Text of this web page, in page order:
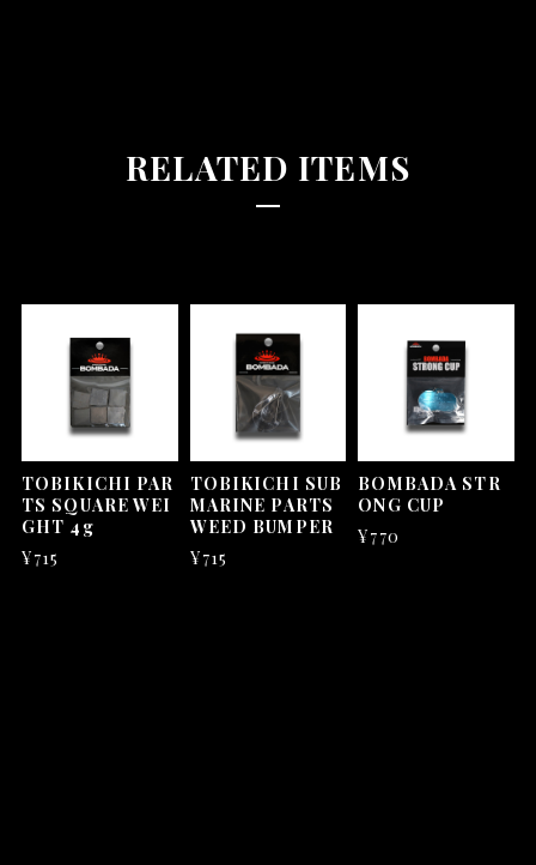
RELATED ITEMS
TOBIKICHI PAR
TS SQUARE WEI
GHT 4g
¥715
TOBIKICHI SUB
MARINE PARTS
WEED BUMPER
¥715
BOMBADA STR
ONG CUP
¥770